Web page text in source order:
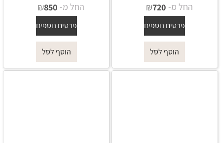
החל מ- ₪720
פרטים נוספים
הוסף לסל
החל מ- ₪850
פרטים נוספים
הוסף לסל